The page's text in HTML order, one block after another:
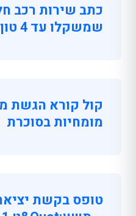
כתב שירות רכב
שמשקלו עד 4 טון
קול קורא הגשת
מומחיות בסוכרת
טופס בקשת